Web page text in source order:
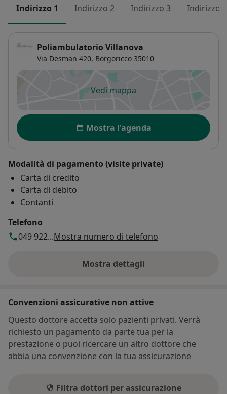
Indirizzo 1 Indirizzo 2 Indirizzo 3 Indirizzo 4
Poliambulatorio Villanova
Via Desman 420, Borgoricco 35010
Vedi mappasi apre in una nuova scheda
Disponibilità
Mostra l'agenda
Modalità di pagamento (visite private)
Carta di credito
Carta di debito
Contanti
Telefono
049 922...Mostra numero di telefono
Mostra dettagli
sull'indirizzo
Convenzioni assicurative non attive
Questo dottore accetta solo pazienti privati. Verrà
richiesto un pagamento da parte tua per la
prestazione o puoi ricercare un altro dottore che
abbia una convenzione con la tua assicurazione
Filtra dottori per assicurazione